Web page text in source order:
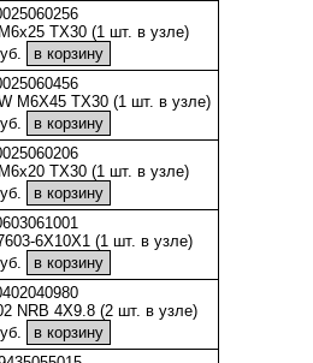
TX30 (1 шт. в узле)
M6X45 TX30 (1 шт. в узле)
TX30 (1 шт. в узле)
6X10X1 (1 шт. в узле)
NRB 4X9.8 (2 шт. в узле)